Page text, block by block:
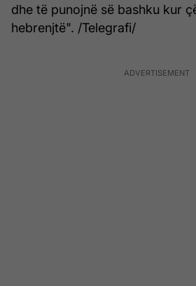
dhe të punojnë së bashku kur
hebrenjtë". /Telegrafi/